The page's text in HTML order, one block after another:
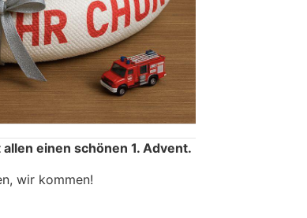
einen schönen 1. Advent.
wir kommen!